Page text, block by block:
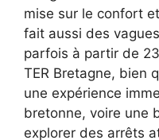
mise sur le confort
fait aussi des
parfois à partir de
TER Bretagne, bien
une expérience
bretonne, voire une
explorer des arrêts